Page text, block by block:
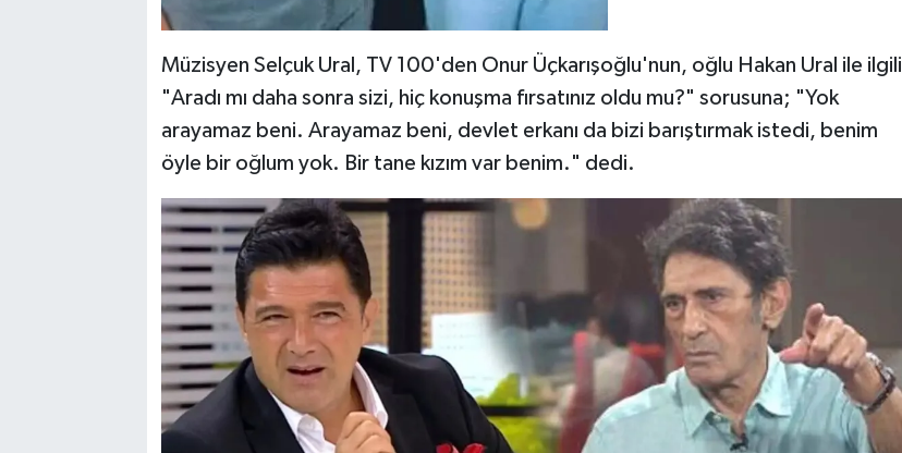
Müzisyen Selçuk Ural, TV 100'den Onur Üçkarışoğlu'nun, oğlu Hakan Ural ile ilgili
"Aradı mı daha sonra sizi, hiç konuşma fırsatınız oldu mu?" sorusuna; "Yok
arayamaz beni. Arayamaz beni, devlet erkanı da bizi barıştırmak istedi, benim
öyle bir oğlum yok. Bir tane kızım var benim." dedi.